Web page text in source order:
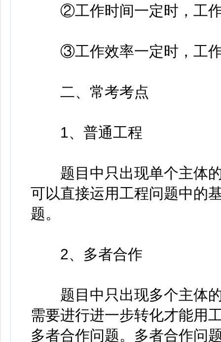
②工作时间一定时，工作
③工作效率一定时，工作
二、常考考点
1、普通工程
题目中只出现单个主体的
可以直接运用工程问题中的
题。
2、多者合作
题目中只出现多个主体的
需要进行进一步转化才能用
多者合作问题。多者合作问